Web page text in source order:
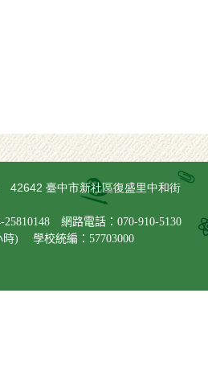
臺中市新社區復盛里中和街
網路電話：070-910-5130
時)
學校統編：57703000